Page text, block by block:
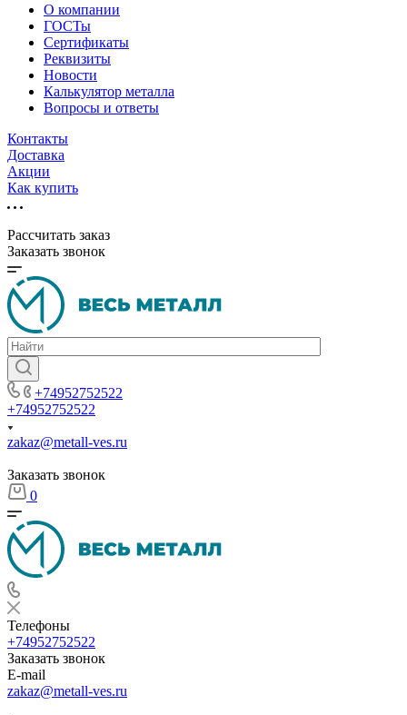
О компании
ГОСТы
Сертификаты
Реквизиты
Новости
Калькулятор металла
Вопросы и ответы
Контакты
Доставка
Акции
Как купить
Рассчитать заказ
Заказать звонок
+74952752522
+74952752522
zakaz@metall-ves.ru
Заказать звонок
0
Телефоны
+74952752522
Заказать звонок
E-mail
zakaz@metall-ves.ru